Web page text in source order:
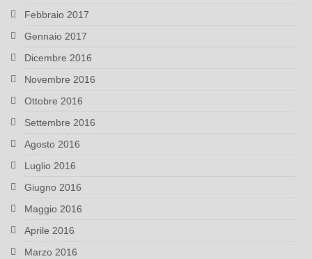
Febbraio 2017
Gennaio 2017
Dicembre 2016
Novembre 2016
Ottobre 2016
Settembre 2016
Agosto 2016
Luglio 2016
Giugno 2016
Maggio 2016
Aprile 2016
Marzo 2016